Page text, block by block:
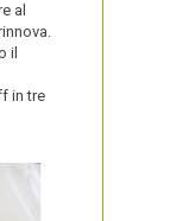
al
il
in tre